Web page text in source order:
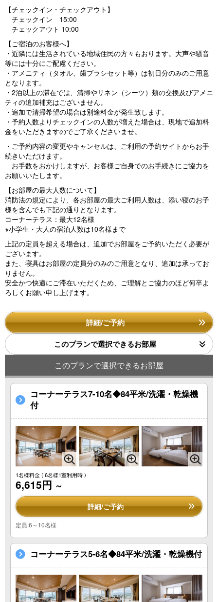
【チェックイン・チェックアウト】
チェックイン 15:00
チェックアウト 10:00
【ご宿泊のお客様へ】
・近隣には生活されている地域住民の方々もおります。大声や騒音
等には十分にご配慮ください。
・アメニティ（タオル、歯ブラシセット等）は初日分のみのご用意
となります。
・2泊以上の滞在では、清掃やリネン（シーツ）類の交換及びアメニ
ティの追加補充はございません。
・追加で清掃希望の場合は別途料金が発生致します。
・予約人数よりチェックインの人数が増えた場合は、現地で追加料
金をいただきますのでご了承くださいませ。
・ご予約内容の変更やキャンセルは、ご利用の予約サイトからお手
続きいただけます。
お手数をおかけしますが、お客様ご自身でのお手続きにご協力を
お願いいたします。
【お部屋の最大人数について】
消防法の規定により、各お部屋の最大ご利用人数は、添い寝のお子
様を含んでも下記の通りとなります。
コーナーテラス：最大12名様
※小学生・大人の宿泊人数は10名様まで
上記の定員を超える場合は、追加でお部屋をご予約いただく必要が
ございます。
また、寝具はお部屋の定員分のみのご用意となり、追加は承ってお
りません。
安全かつ快適にご滞在いただくため、ご理解とご協力のほど何卒よ
ろしくお願い申し上げます。
詳細/ご予約
このプランで選択できるお部屋
このプランで選択できるお部屋
コーナーテラス7-10名◆84平米/洗濯・乾燥機
付
1名様料金( 6名様1室利用時 )
6,615円 ～
詳細/ご予約
定員:6～10名様
コーナーテラス5-6名◆84平米/洗濯・乾燥機付